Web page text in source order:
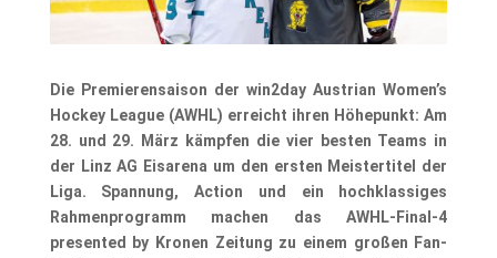
Die Premierensaison der win2day Austrian Women’s
Hockey League (AWHL) erreicht ihren Höhepunkt: Am
28. und 29. März kämpfen die vier besten Teams in
der Linz AG Eisarena um den ersten Meistertitel der
Liga. Spannung, Action und ein hochklassiges
Rahmenprogramm machen das AWHL-Final-4
presented by Kronen Zeitung zu einem großen Fan-